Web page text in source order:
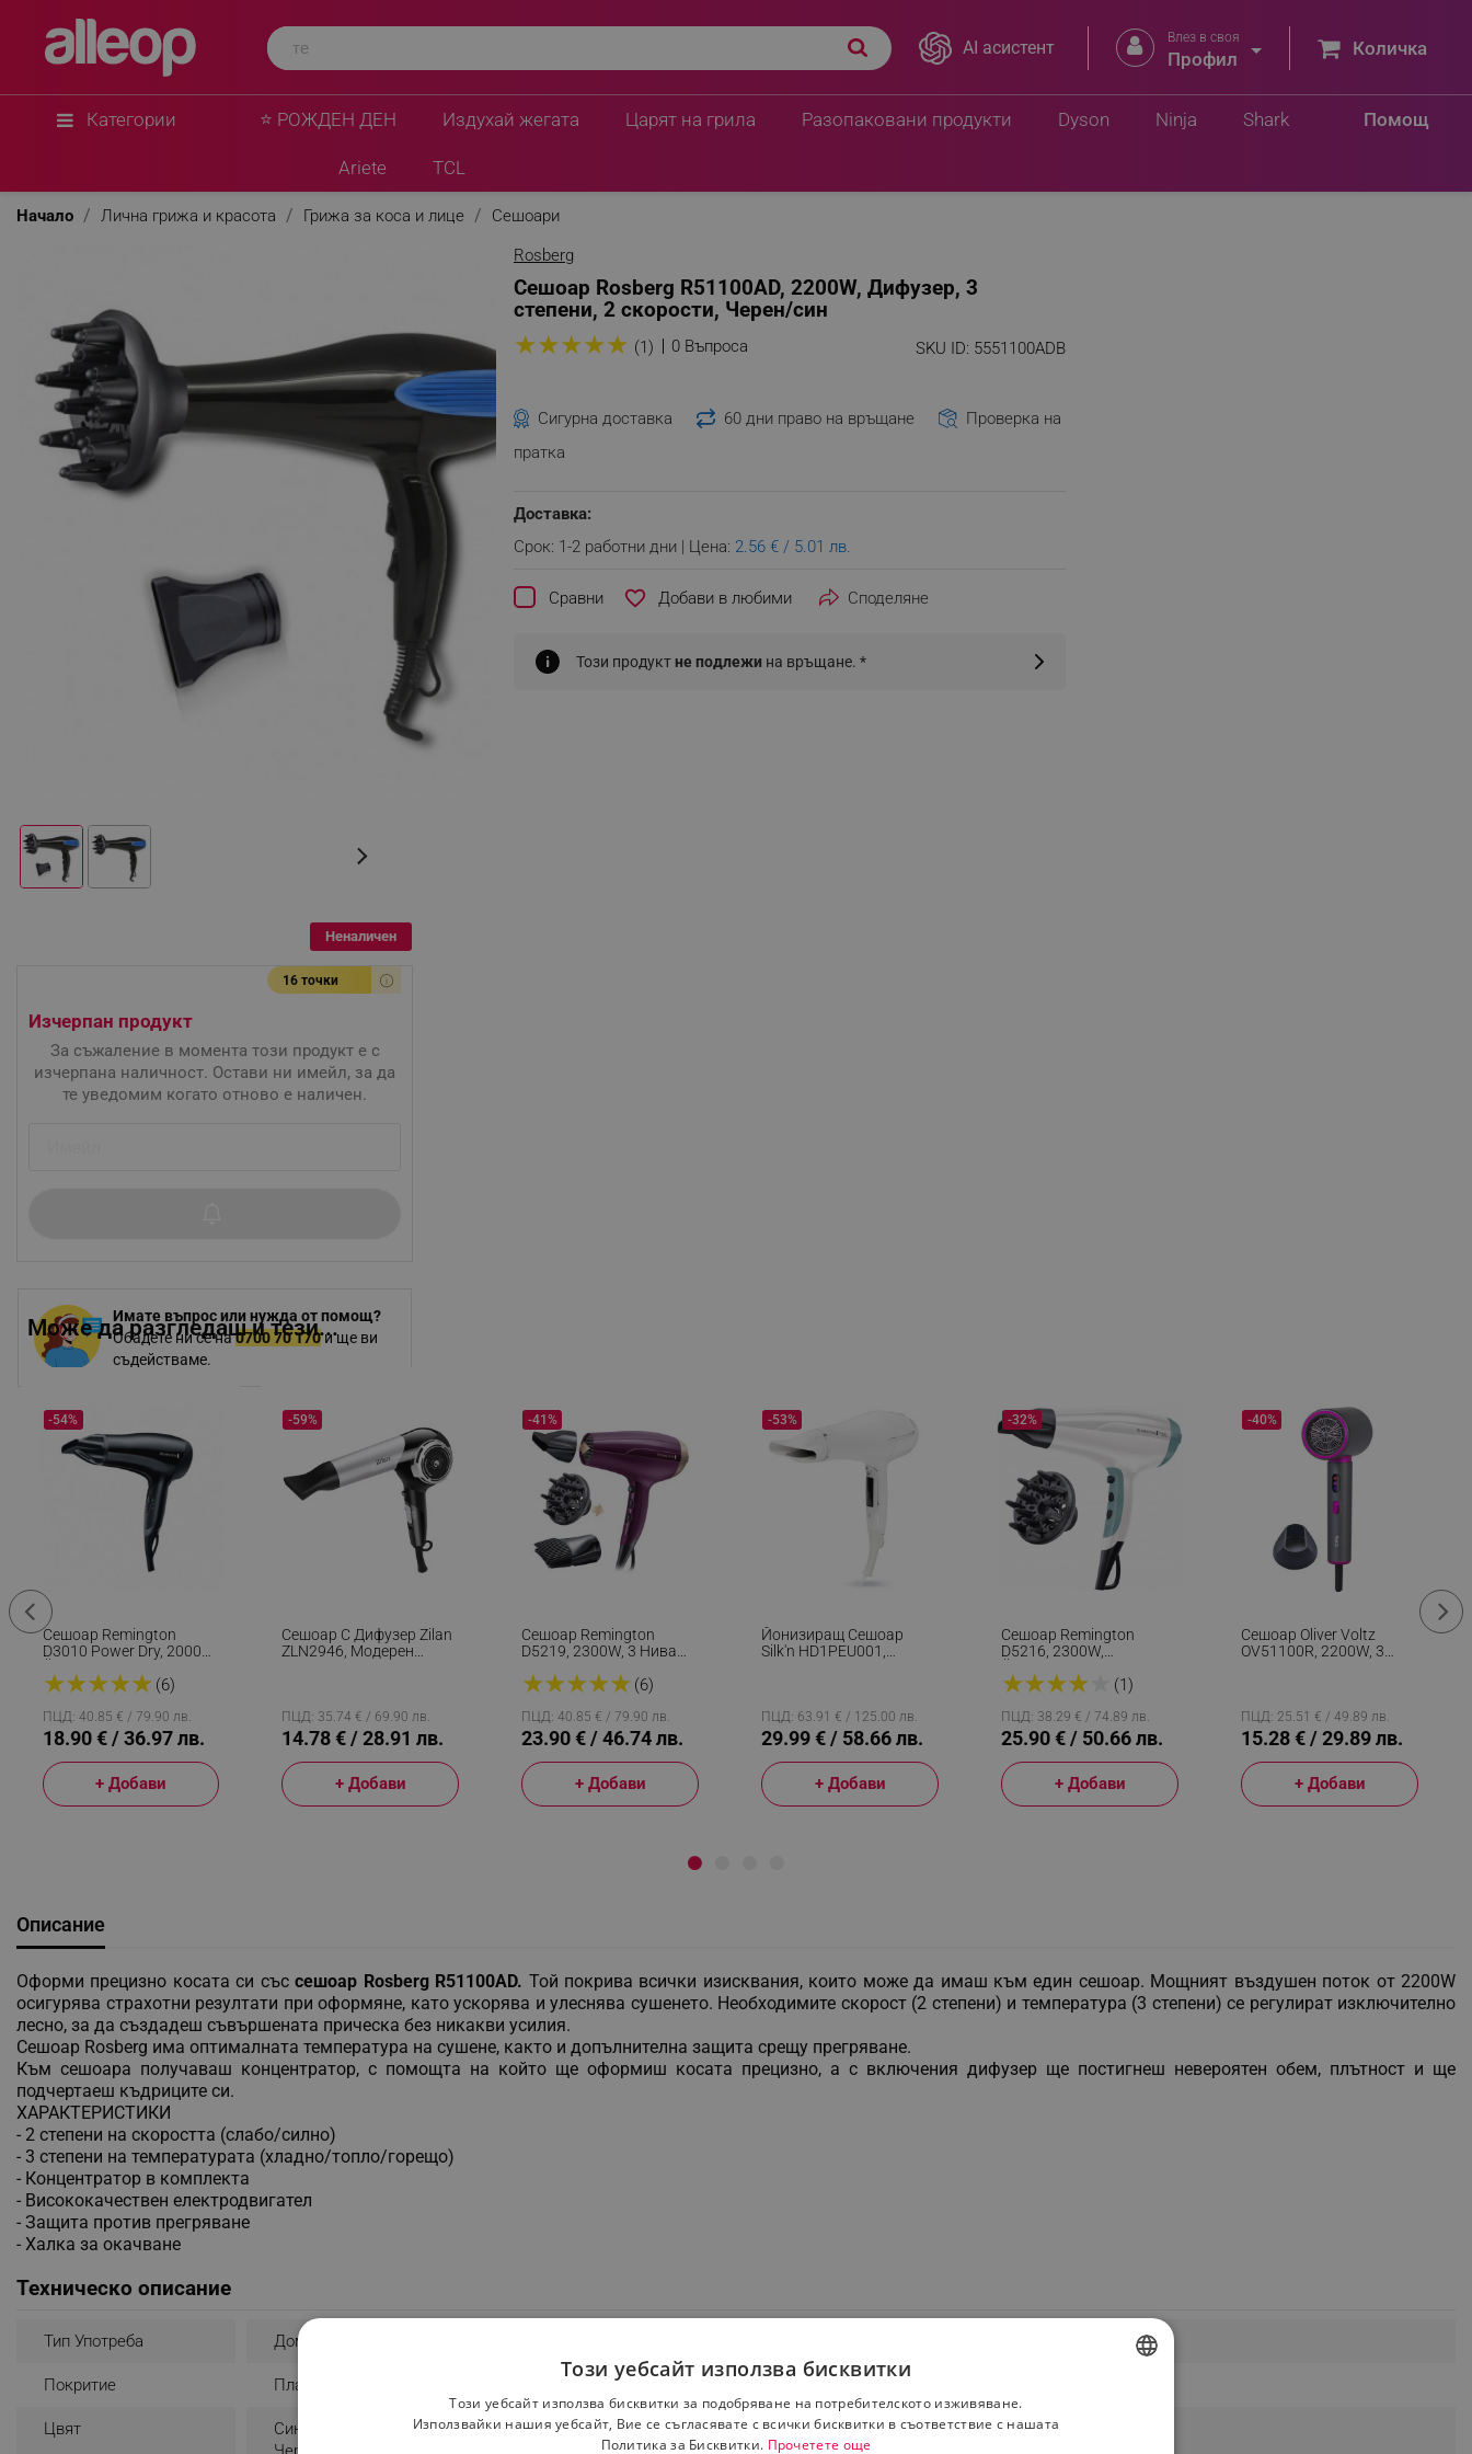
AI асистент  Влез в своя
Профил  Количка
Категории ⭐ РОЖДЕН ДЕН Издухай жегата Царят на грила Разопаковани продукти Помощ
Dyson Ninja Shark
Ariete TCL
Начало Лична грижа и красота Грижа за коса и лице
Сешоари
Rosberg
Сешоар Rosberg R51100AD, 2200W, Дифузер, 3
степени, 2 скорости, Черен/син
SKU ID: 5551100ADB
★★★★★ (1) 0 Въпроса
Сигурна доставка 60 дни право на връщане
Проверка на
пратка
Доставка:
Срок: 1-2 работни дни | Цена: 2.56 € / 5.01 лв.
Сравни favorite_border Споделяне
Този продуктне подлежи на връщане. *
Неналичен
16 точки
Имате въпрос или нужда от помощ?
Обадете ни се на0700 70 170и ще ви
съдействаме.
Изчерпан продукт
За съжаление в момента този продукт е с
изчерпана наличност. Остави ни имейл, за да
те уведомим когато отново е наличен.
Може да разгледаш и тези...
Сешоар Remington
D3010 Power Dry, 2000W,
Скорости, Eco Функция,
★★★★★ (6)
-54%
ПЦД: 40.85 € / 79.90 лв.
18.90 € / 36.97 лв.
+ Добави
Сешоар С Дифузер Zilan
ZLN2946, Модерен
-59%
ПЦД: 35.74 € / 69.90 лв.
14.78 € / 28.91 лв.
+ Добави
Сешоар Remington
D5219, 2300W, 3 Нива
Приставки, Защита От
★★★★★(6)
-41%
ПЦД: 40.85 € / 79.90 лв.
23.90 € / 46.74 лв.
+ Добави
Йонизиращ Сешоар
Silk'n HD1PEU001,
За Топлина, 110 Км/ч,
Дифузер+концентратор,
Бял
-53%
ПЦД: 63.91 € / 125.00 лв.
29.99 € / 58.66 лв.
+ Добави
Сешоар Remington
D5216, 2300W,
Скорости, 3 Темп,
Бял
★★★★ ★(1)
-32%
ПЦД: 38.29 € / 74.89 лв.
25.90 € / 50.66 лв.
+ Добави
Сешоар Oliver Voltz
OV51100R, 2200W, 3
-40%
ПЦД: 25.51 € / 49.89 лв.
15.28 € / 29.89 лв.
+ Добави
Описание
Оформи прецизно косата си съссешоар Rosberg R51100AD. Той покрива всички изисквания, които може да имаш към един сешоар. Мощният въздушен поток от 2200W
осигурява страхотни резултати при оформяне, като ускорява и улеснява сушенето. Необходимите скорост (2 степени) и температура (3 степени) се регулират изключително
лесно, за да създадеш съвършената прическа без никакви усилия.
Сешоар Rosberg има оптималната температура на сушене, както и допълнителна защита срещу прегряване.
Към сешоара получаваш концентратор, с помощта на който ще оформиш косата прецизно, а с включения дифузер ще постигнеш невероятен обем, плътност и ще
подчертаеш къдриците си.
ХАРАКТЕРИСТИКИ
- 2 степени на скоростта (слабо/силно)
- 3 степени на температурата (хладно/топло/горещо)
- Концентратор в комплекта
- Висококачествен електродвигател
- Защита против прегряване
- Халка за окачване
Техническо описание
Тип Употреба Домашна
Покритие Пластмаса
Цвят
Син
Този уебсайт използва бисквитки
Този уебсайт използва бисквитки за подобряване на потребителското изживяване.
Използвайки нашия уебсайт, Вие се съгласявате с всички бисквитки в съответствие с нашата
Политика за Бисквитки. Прочетете още